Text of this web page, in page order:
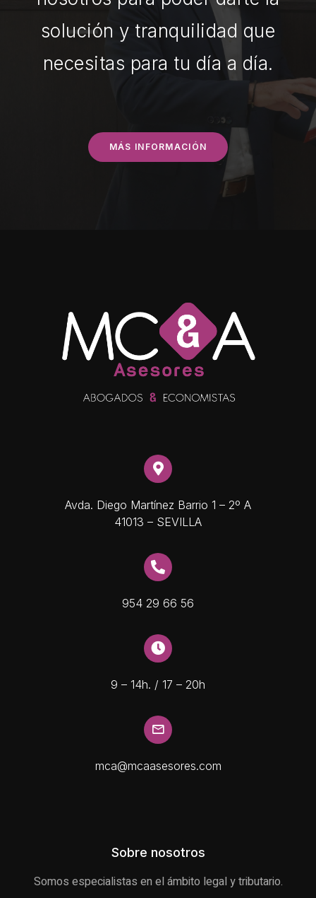
solución y tranquilidad que
necesitas para tu día a día.
MÁS INFORMACIÓN
Avda. Diego Martínez Barrio 1 – 2º A
41013 – SEVILLA
954 29 66 56
9 – 14h. / 17 – 20h
mca@mcaasesores.com
Sobre nosotros
Somos especialistas en el ámbito legal y tributario.